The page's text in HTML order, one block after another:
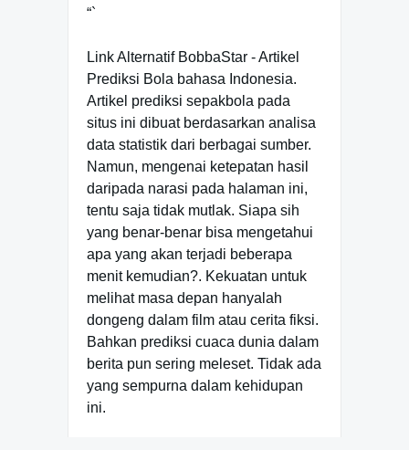
“`
Link Alternatif BobbaStar - Artikel
Prediksi Bola bahasa Indonesia.
Artikel prediksi sepakbola pada
situs ini dibuat berdasarkan analisa
data statistik dari berbagai sumber.
Namun, mengenai ketepatan hasil
daripada narasi pada halaman ini,
tentu saja tidak mutlak. Siapa sih
yang benar-benar bisa mengetahui
apa yang akan terjadi beberapa
menit kemudian?. Kekuatan untuk
melihat masa depan hanyalah
dongeng dalam film atau cerita fiksi.
Bahkan prediksi cuaca dunia dalam
berita pun sering meleset. Tidak ada
yang sempurna dalam kehidupan
ini.